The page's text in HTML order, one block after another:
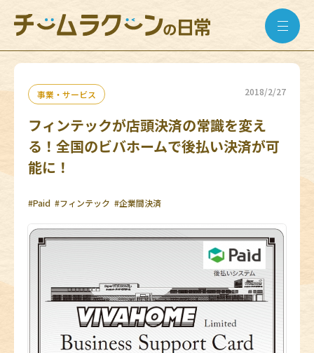
事業・サービス 2018/2/27
フィンテックが店頭決済の常識を変え
る！全国のビバホームで後払い決済が可
能に！
#Paid #フィンテック #企業間決済